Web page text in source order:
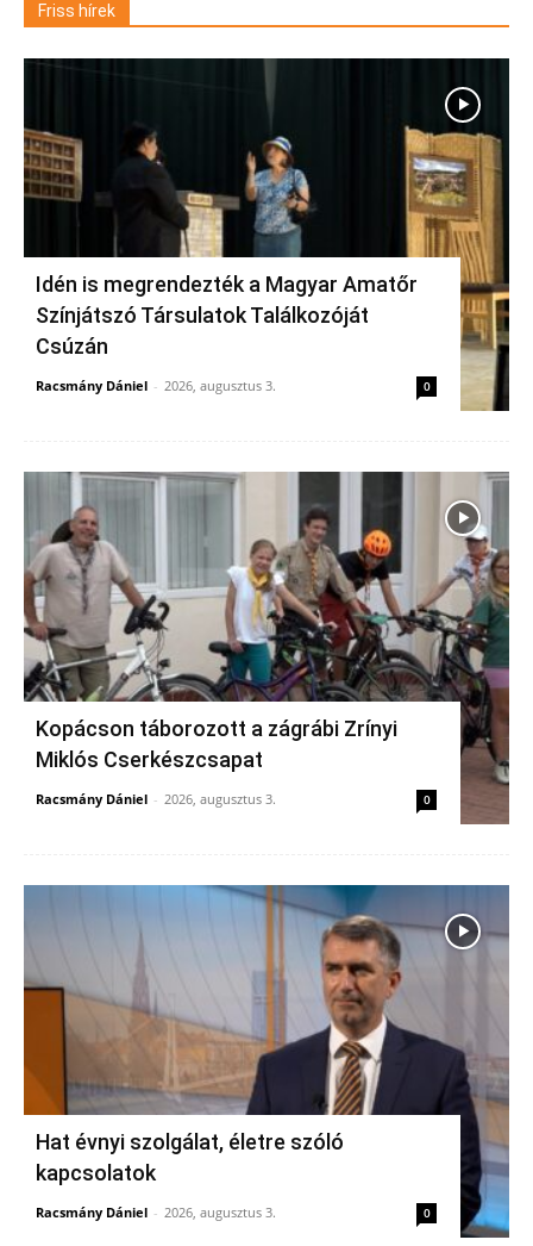
Friss hírek
Idén is megrendezték a Magyar Amatőr
Színjátszó Társulatok Találkozóját
Csúzán
Racsmány Dániel - 2026, augusztus 3. 0
Kopácson táborozott a zágrábi Zrínyi
Miklós Cserkészcsapat
Racsmány Dániel - 2026, augusztus 3. 0
Hat évnyi szolgálat, életre szóló
kapcsolatok
Racsmány Dániel - 2026, augusztus 3. 0